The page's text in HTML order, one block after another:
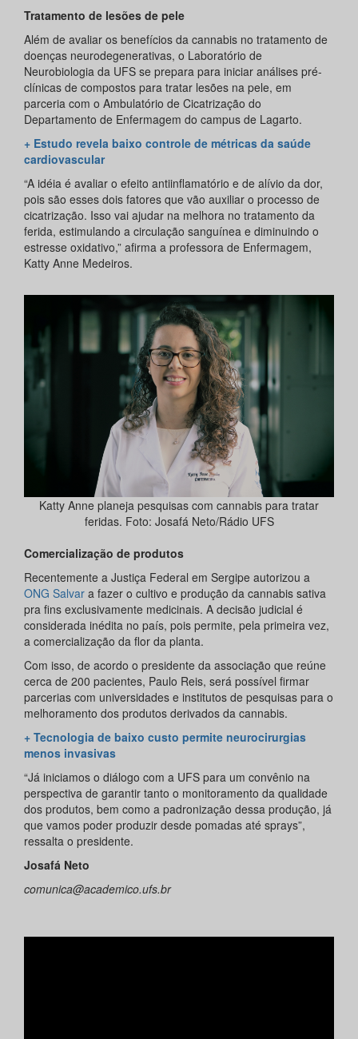
Tratamento de lesões de pele
Além de avaliar os benefícios da cannabis no tratamento de
doenças neurodegenerativas, o Laboratório de
Neurobiologia da UFS se prepara para iniciar análises pré-
clínicas de compostos para tratar lesões na pele, em
parceria com o Ambulatório de Cicatrização do
Departamento de Enfermagem do campus de Lagarto.
+ Estudo revela baixo controle de métricas da saúde
cardiovascular
“A idéia é avaliar o efeito antiinflamatório e de alívio da dor,
pois são esses dois fatores que vão auxiliar o processo de
cicatrização. Isso vai ajudar na melhora no tratamento da
ferida, estimulando a circulação sanguínea e diminuindo o
estresse oxidativo,” afirma a professora de Enfermagem,
Katty Anne Medeiros.
Katty Anne planeja pesquisas com cannabis para tratar
feridas. Foto: Josafá Neto/Rádio UFS
Comercialização de produtos
Recentemente a Justiça Federal em Sergipe autorizou a
ONG Salvar a fazer o cultivo e produção da cannabis sativa
pra fins exclusivamente medicinais. A decisão judicial é
considerada inédita no país, pois permite, pela primeira vez,
a comercialização da flor da planta.
Com isso, de acordo o presidente da associação que reúne
cerca de 200 pacientes, Paulo Reis, será possível firmar
parcerias com universidades e institutos de pesquisas para o
melhoramento dos produtos derivados da cannabis.
+ Tecnologia de baixo custo permite neurocirurgias
menos invasivas
“Já iniciamos o diálogo com a UFS para um convênio na
perspectiva de garantir tanto o monitoramento da qualidade
dos produtos, bem como a padronização dessa produção, já
que vamos poder produzir desde pomadas até sprays”,
ressalta o presidente.
Josafá Neto
comunica@academico.ufs.br